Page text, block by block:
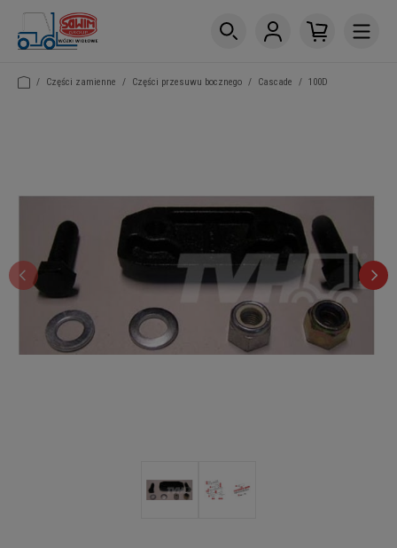
/ Części zamienne / Części przesuwu bocznego / Cascade / 100D